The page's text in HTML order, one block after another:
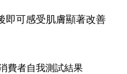
即可感受肌膚顯著改善
費者自我測試結果